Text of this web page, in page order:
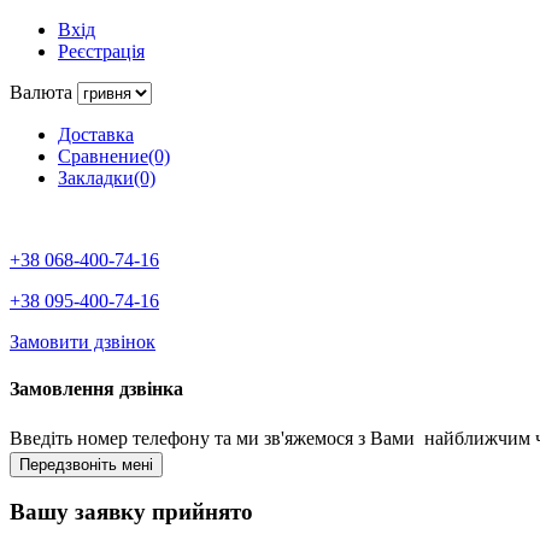
Вхід
Реєстрація
Валюта
Доставка
Сравнение(0)
Закладки(0)
+38 068-400-74-16
+38 095-400-74-16
Замовити дзвінок
Замовлення дзвінка
Введіть номер телефону та ми зв'яжемося з Вами найближчим
Вашу заявку прийнято